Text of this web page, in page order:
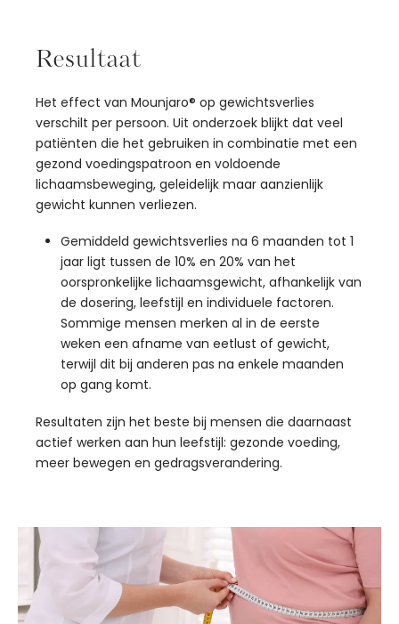
Resultaat
Het effect van Mounjaro® op gewichtsverlies
verschilt per persoon. Uit onderzoek blijkt dat veel
patiënten die het gebruiken in combinatie met een
gezond voedingspatroon en voldoende
lichaamsbeweging, geleidelijk maar aanzienlijk
gewicht kunnen verliezen.
Gemiddeld gewichtsverlies na 6 maanden tot 1
jaar ligt tussen de 10% en 20% van het
oorspronkelijke lichaamsgewicht, afhankelijk van
de dosering, leefstijl en individuele factoren.
Sommige mensen merken al in de eerste
weken een afname van eetlust of gewicht,
terwijl dit bij anderen pas na enkele maanden
op gang komt.
Resultaten zijn het beste bij mensen die daarnaast
actief werken aan hun leefstijl: gezonde voeding,
meer bewegen en gedragsverandering.